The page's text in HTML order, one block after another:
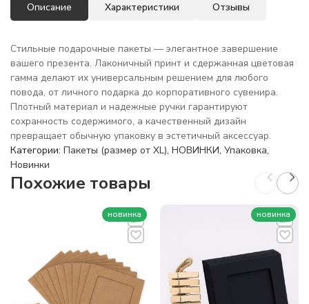
Описание Характеристики Отзывы
Стильные подарочные пакеты — элегантное завершение
вашего презента. Лаконичный принт и сдержанная цветовая
гамма делают их универсальным решением для любого
повода, от личного подарка до корпоративного сувенира.
Плотный материал и надежные ручки гарантируют
сохранность содержимого, а качественный дизайн
превращает обычную упаковку в эстетичный аксессуар.
Категории: Пакеты (размер от XL), НОВИНКИ, Упаковка,
Новинки
Похожие товары
новинка новинка